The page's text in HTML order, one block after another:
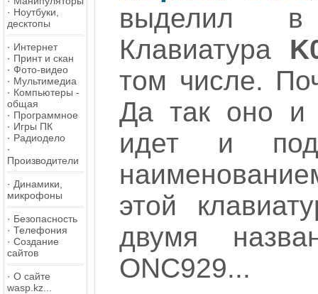
· Ноутбуки,
десктопы
· Интернет
· Принт и скан
· Фото-видео
· Мультимедиа
· Компьютеры -
общая
· Программное
· Игры ПК
· Радиодело
·
Производители
· Динамики,
микрофоны
· Безопасность
· Телефония
· Создание
сайтов
· О сайте
wasp.kz...
выделил в
Клавиатура
том числе.
Да так оно и
идет и
этой
двумя
ONC929...